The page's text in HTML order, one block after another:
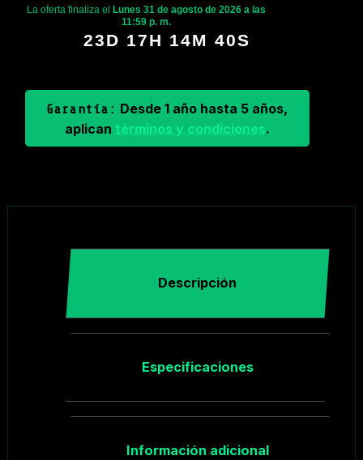
La oferta finaliza el
Lunes 31 de agosto de 2026 a las
11:59 p. m.
23D 17H 14M 39S
Garantía: Desde 1 año hasta 5 años,
aplican términos y condiciones.
Descripción
Especificaciones
Información adicional